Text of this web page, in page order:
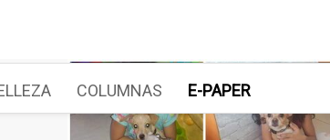
COLUMNAS E-PAPER